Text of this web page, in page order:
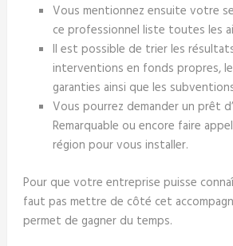
Vous mentionnez ensuite votre
ce professionnel liste toutes les
Il est possible de trier les
interventions en fonds propres,
garanties ainsi que les
Vous pourrez demander un prêt
Remarquable ou encore faire
région pour vous installer.
Pour que votre entreprise puisse
faut pas mettre de côté cet
permet de gagner du temps.